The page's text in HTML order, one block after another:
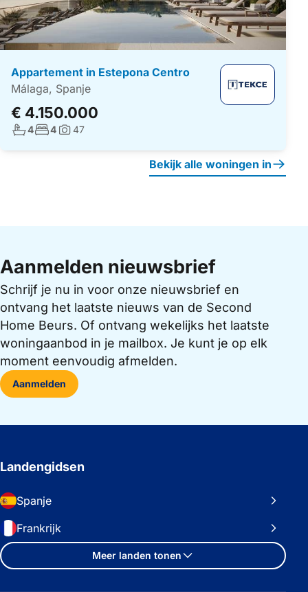
Appartement in Estepona Centro
Málaga, Spanje
€ 4.150.000
Aantal badkamers:
4Aantal slaapkamers:
4Foto's:
47
Bekijk alle woningen in
Aanmelden nieuwsbrief
Schrijf je nu in voor onze nieuwsbrief en
ontvang het laatste nieuws van de Second
Home Beurs. Of ontvang wekelijks het laatste
woningaanbod in je mailbox. Je kunt je op elk
moment eenvoudig afmelden.
Aanmelden
Landengidsen
Spanje
Frankrijk
Meer landen tonen